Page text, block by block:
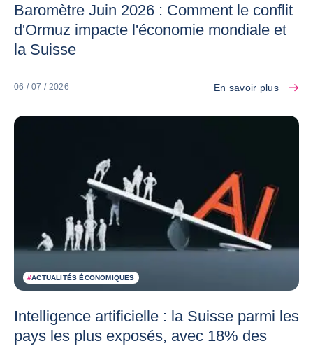
Baromètre Juin 2026 : Comment le conflit
d'Ormuz impacte l'économie mondiale et
la Suisse
06 / 07 / 2026 En savoir plus
#ACTUALITÉS ÉCONOMIQUES
Intelligence artificielle : la Suisse parmi les
pays les plus exposés, avec 18% des